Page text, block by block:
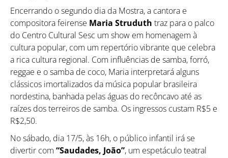
Encerrando o segundo dia da Mostra, a cantora e
compositora feirense Maria Struduth traz para o palco
do Centro Cultural Sesc um show em homenagem à
cultura popular, com um repertório vibrante que celebra
a rica cultura regional. Com influências de samba, forró,
reggae e o samba de coco, Maria interpretará alguns
clássicos imortalizados da música popular brasileira
nordestina, banhada pelas águas do recôncavo até as
raízes dos terreiros de samba. Os ingressos custam R$5 e
R$2,50.
No sábado, dia 17/5, às 16h, o público infantil irá se
divertir com “Saudades, João”, um espetáculo teatral